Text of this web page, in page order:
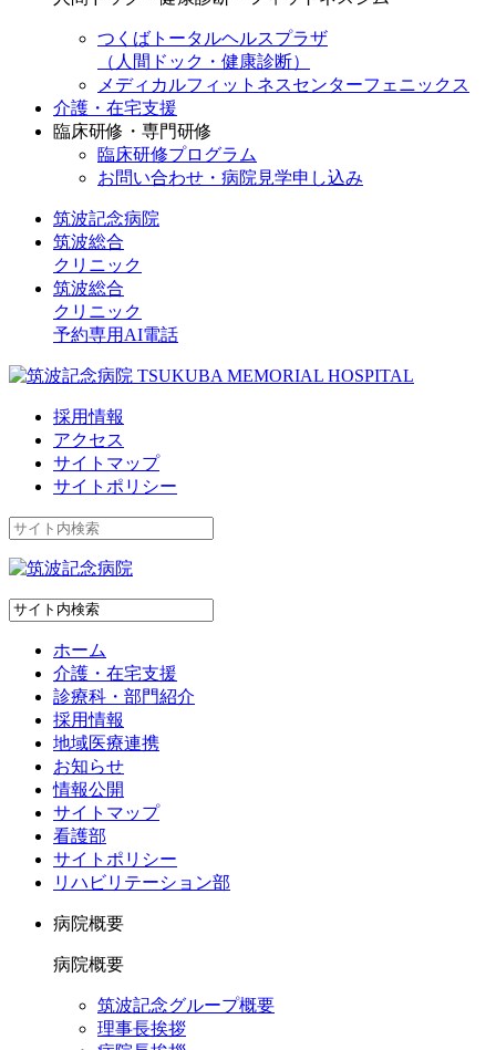
つくばトータルヘルスプラザ
（人間ドック・健康診断）
メディカルフィットネスセンターフェニックス
介護・在宅支援
臨床研修・専門研修
臨床研修プログラム
お問い合わせ・病院見学申し込み
筑波記念病院
筑波総合
クリニック
筑波総合
クリニック
予約専用AI電話
採用情報
アクセス
サイトマップ
サイトポリシー
ホーム
介護・在宅支援
診療科・部門紹介
採用情報
地域医療連携
お知らせ
情報公開
サイトマップ
看護部
サイトポリシー
リハビリテーション部
病院概要
病院概要
筑波記念グループ概要
理事長挨拶